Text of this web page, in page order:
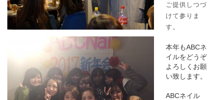
ご提供しつづ
けて参りま
す。
本年もABCネ
イルをどうぞ
よろしくお願
い致します。
ABCネイル